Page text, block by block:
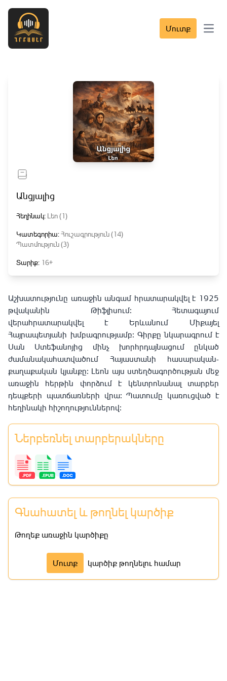
Մուտք Open
Անցյալից
Հեղինակ: Լեո (1)
Կատեգորիա:Հուշագրություն (14)
Պատմություն (3)
Տարիք: 16+
Աշխատությունը առաջին անգամ հրատարակվել է 1925
թվականին Թիֆլիսում։ Հետագայում
վերահրատարակվել է Երևանում
Միքայել
Հայրապետյանի խմբագրությամբ։ Գիրքը նկարագրում է
Սան Ստեֆանոյից մինչ խորհրդայնացում ընկած
ժամանակահատվածում Հայաստանի հասարական-
քաղաքական կյանքը։ Լեոն այս ստեղծագործության մեջ
առաջին հերթին փորձում է կենտրոնանալ տարբեր
դեպքերի պատճառների վրա։ Պատումը կառուցված է
հեղինակի հիշողություններով։
Ներբեռնել տարբերակները
Գնահատել և թողնել կարծիք
Թողեք առաջին կարծիքը
Մուտք կարծիք թողնելու համար